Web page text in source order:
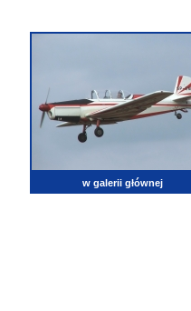
w galerii głównej